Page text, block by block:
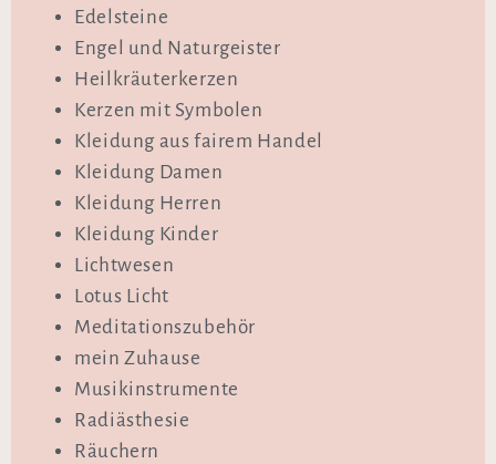
Edelsteine
Engel und Naturgeister
Heilkräuterkerzen
Kerzen mit Symbolen
Kleidung aus fairem Handel
Kleidung Damen
Kleidung Herren
Kleidung Kinder
Lichtwesen
Lotus Licht
Meditationszubehör
mein Zuhause
Musikinstrumente
Radiästhesie
Räuchern